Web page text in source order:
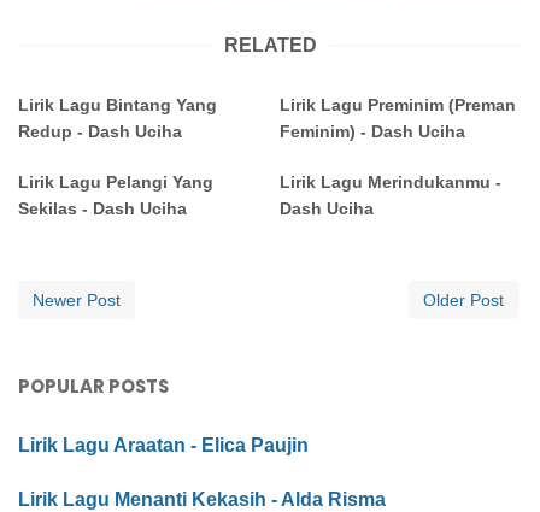
RELATED
Lirik Lagu Bintang Yang
Redup - Dash Uciha
Lirik Lagu Preminim (Preman
Feminim) - Dash Uciha
Lirik Lagu Pelangi Yang
Sekilas - Dash Uciha
Lirik Lagu Merindukanmu -
Dash Uciha
Newer Post Older Post
POPULAR POSTS
Lirik Lagu Araatan - Elica Paujin
Lirik Lagu Menanti Kekasih - Alda Risma